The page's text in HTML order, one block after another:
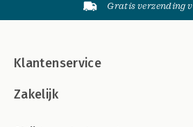
Gratis verzending
Klantenservice
Zakelijk